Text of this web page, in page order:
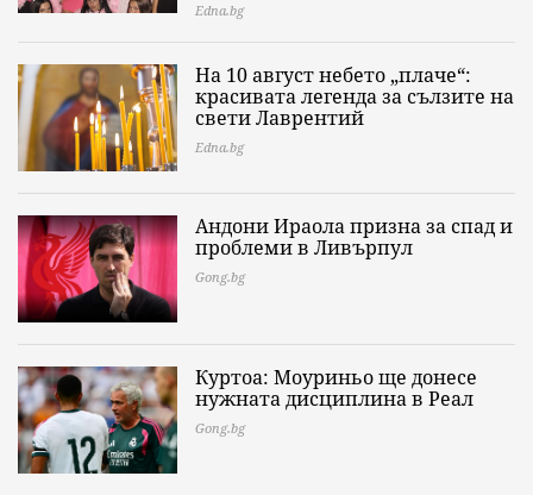
Edna.bg
На 10 август небето „плаче“:
красивата легенда за сълзите на
свети Лаврентий
Edna.bg
Андони Ираола призна за спад и
проблеми в Ливърпул
Gong.bg
Куртоа: Моуриньо ще донесе
нужната дисциплина в Реал
Gong.bg